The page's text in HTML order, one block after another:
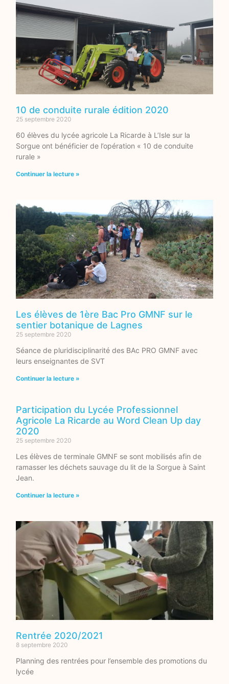
10 de conduite rurale édition 2020
25 septembre 2020
60 élèves du lycée agricole La Ricarde à L’Isle sur la
Sorgue ont bénéficier de l’opération « 10 de conduite
rurale »
Continuer la lecture »
Les élèves de 1ère Bac Pro GMNF sur le
sentier botanique de Lagnes
25 septembre 2020
Séance de pluridisciplinarité des BAc PRO GMNF avec
leurs enseignantes de SVT
Continuer la lecture »
Participation du Lycée Professionnel
Agricole La Ricarde au Word Clean Up day
2020
25 septembre 2020
Les élèves de terminale GMNF se sont mobilisés afin de
ramasser les déchets sauvage du lit de la Sorgue à Saint
Jean.
Continuer la lecture »
Rentrée 2020/2021
8 septembre 2020
Planning des rentrées pour l’ensemble des promotions du
lycée